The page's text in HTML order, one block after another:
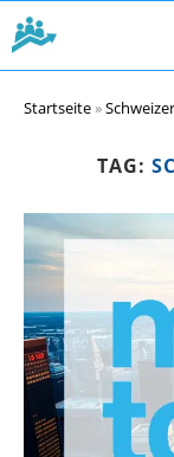
Startseite»
TAG: